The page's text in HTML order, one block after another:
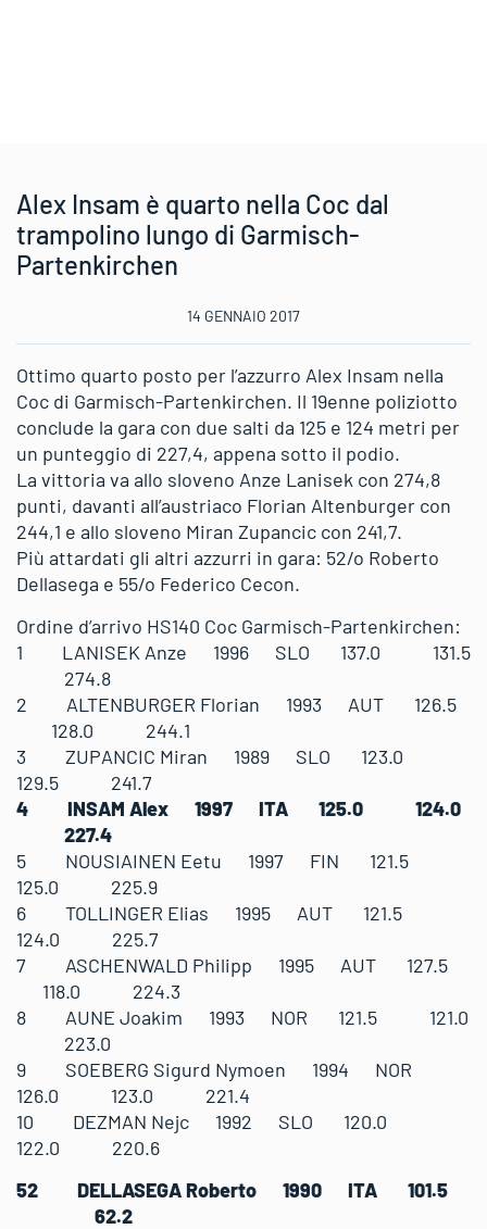
Alex Insam è quarto nella Coc dal
trampolino lungo di Garmisch-
Partenkirchen
14 GENNAIO 2017
Ottimo quarto posto per l’azzurro Alex Insam nella
Coc di Garmisch-Partenkirchen. Il 19enne poliziotto
conclude la gara con due salti da 125 e 124 metri per
un punteggio di 227,4, appena sotto il podio.
La vittoria va allo sloveno Anze Lanisek con 274,8
punti, davanti all’austriaco Florian Altenburger con
244,1 e allo sloveno Miran Zupancic con 241,7.
Più attardati gli altri azzurri in gara: 52/o Roberto
Dellasega e 55/o Federico Cecon.
Ordine d’arrivo HS140 Coc Garmisch-Partenkirchen:
1 LANISEK Anze 1996 SLO 137.0 131.5
274.8
2 ALTENBURGER Florian 1993 AUT 126.5
128.0 244.1
3 ZUPANCIC Miran 1989 SLO 123.0
129.5 241.7
4 INSAM Alex 1997 ITA 125.0 124.0
227.4
5 NOUSIAINEN Eetu 1997 FIN 121.5
125.0 225.9
6 TOLLINGER Elias 1995 AUT 121.5
124.0 225.7
7 ASCHENWALD Philipp 1995 AUT 127.5
118.0 224.3
8 AUNE Joakim 1993 NOR 121.5 121.0
223.0
9 SOEBERG Sigurd Nymoen 1994 NOR
126.0 123.0 221.4
10 DEZMAN Nejc 1992 SLO 120.0
122.0 220.6
52 DELLASEGA Roberto 1990 ITA 101.5
62.2